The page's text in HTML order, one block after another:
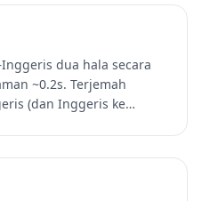
dua hala secara
~0.2s. Terjemah
(dan Inggeris ke